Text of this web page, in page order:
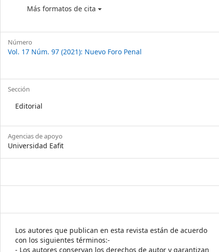
Más formatos de cita
Número
Vol. 17 Núm. 97 (2021): Nuevo Foro Penal
Sección
Editorial
Agencias de apoyo
Universidad Eafit
Los autores que publican en esta revista están de acuerdo
con los siguientes términos:-
- Los autores conservan los derechos de autor y garantizan